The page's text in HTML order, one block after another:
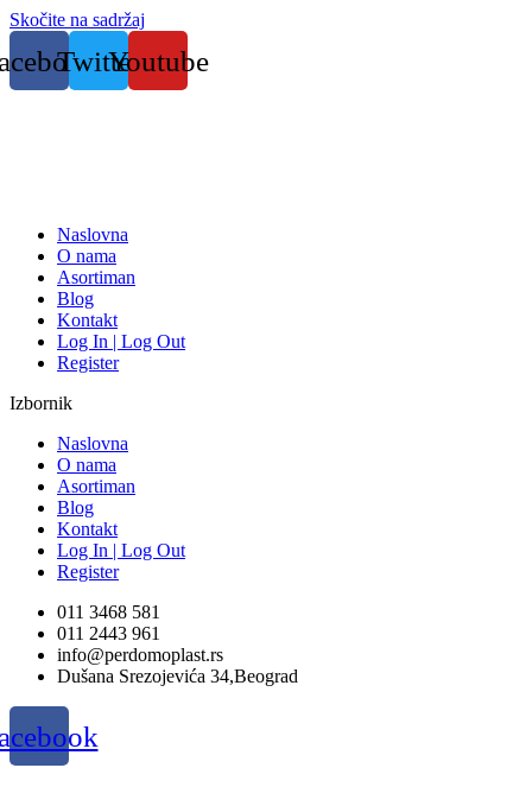
Skočite na sadržaj
TwitterYoutube
Naslovna
O nama
Asortiman
Blog
Kontakt
Log In | Log Out
Register
Izbornik
Naslovna
O nama
Asortiman
Blog
Kontakt
Log In | Log Out
Register
011 3468 581
011 2443 961
info@perdomoplast.rs
Dušana Srezojevića 34,Beograd